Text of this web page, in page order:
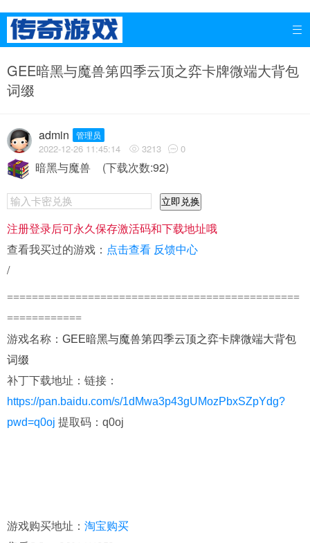

GEE暗黑与魔兽第四季云顶之弈卡牌微端大背包
词缀
admin 管理员
2022-12-26 11:45:14  3213  0
暗黑与魔兽 (下载次数:92)
立即兑换
注册登录后可永久保存激活码和下载地址哦
查看我买过的游戏： 点击查看 反馈中心
/
===============================================
============
游戏名称 ： GEE暗黑与魔兽第四季云顶之弈卡牌微端大背包
词缀
补丁下载地址： 链接：
https://pan.baidu.com/s/1dMwa3p43gUMozPbxSZpYdg?
pwd=q0oj 提取码：q0oj
游戏购买地址 ： 淘宝购买